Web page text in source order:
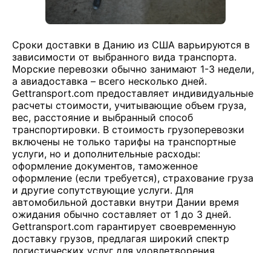
Сроки доставки в Данию из США варьируются в
зависимости от выбранного вида транспорта.
Морские перевозки обычно занимают 1-3 недели,
а авиадоставка – всего несколько дней.
Gettransport.com предоставляет индивидуальные
расчеты стоимости, учитывающие объем груза,
вес, расстояние и выбранный способ
транспортировки. В стоимость грузоперевозки
включены не только тарифы на транспортные
услуги, но и дополнительные расходы:
оформление документов, таможенное
оформление (если требуется), страхование груза
и другие сопутствующие услуги. Для
автомобильной доставки внутри Дании время
ожидания обычно составляет от 1 до 3 дней.
Gettransport.com гарантирует своевременную
доставку грузов, предлагая широкий спектр
логистических услуг для удовлетворения